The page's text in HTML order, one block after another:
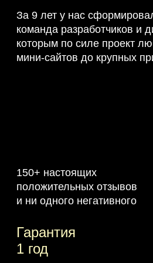
За 9 лет у нас
команда разработчиков и
которым по силе проект
мини-сайтов до крупных
150+ настоящих
положительных отзывов
и ни одного негативного
Гарантия
1 год